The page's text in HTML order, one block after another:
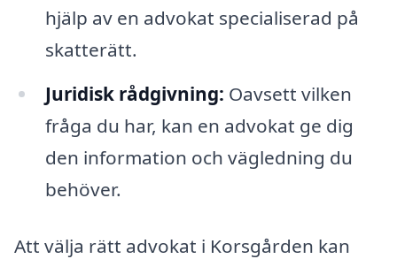
hjälp av en advokat specialiserad på
skatterätt.
Juridisk rådgivning: Oavsett vilken
fråga du har, kan en advokat ge dig
den information och vägledning du
behöver.
Att välja rätt advokat i Korsgården kan